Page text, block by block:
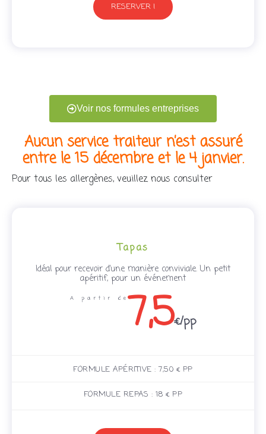
RESERVER !
Voir nos formules entreprises
Aucun service traiteur n’est assuré
entre le 15 décembre et le 4 janvier.
Pour tous les allergènes, veuillez nous consulter
Tapas
Idéal pour recevoir d’une manière conviviale. Un petit
apéritif, pour un événement
A partir de7,5€/pp
FORMULE APÉRITIVE : 7,50 € PP
FORMULE REPAS : 18 € PP